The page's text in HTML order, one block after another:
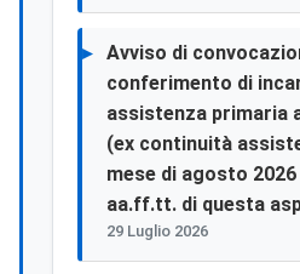
Avviso di
conferimento di
assistenza primaria
(ex continuità
mese di agosto
aa.ff.tt. di questa
29 Luglio 2026